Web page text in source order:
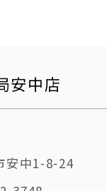
安中店
安中1-8-24